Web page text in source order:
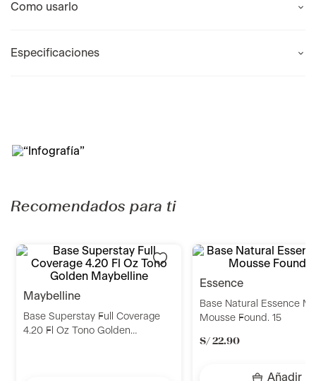
Como usarlo
Especificaciones
Recomendados para ti
maybelline
Base Superstay Full Coverage
4.20 Fl Oz Tono Golden
essence
Base Natural Essence
Mousse Found. 15
S/ 22.90
Añadir